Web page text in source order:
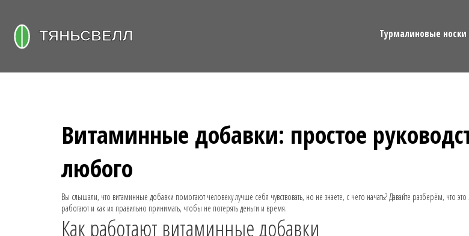
Турмалиновые носки
Витаминные добавки: простое
любого
Вы слышали, что витаминные добавки помогают человеку лучше себя чувствовать, но не знаете, с чего начать? Давайте разберём, что это
работают и как их правильно принимать, чтобы не потерять деньги и время.
Как работают витаминные добавки